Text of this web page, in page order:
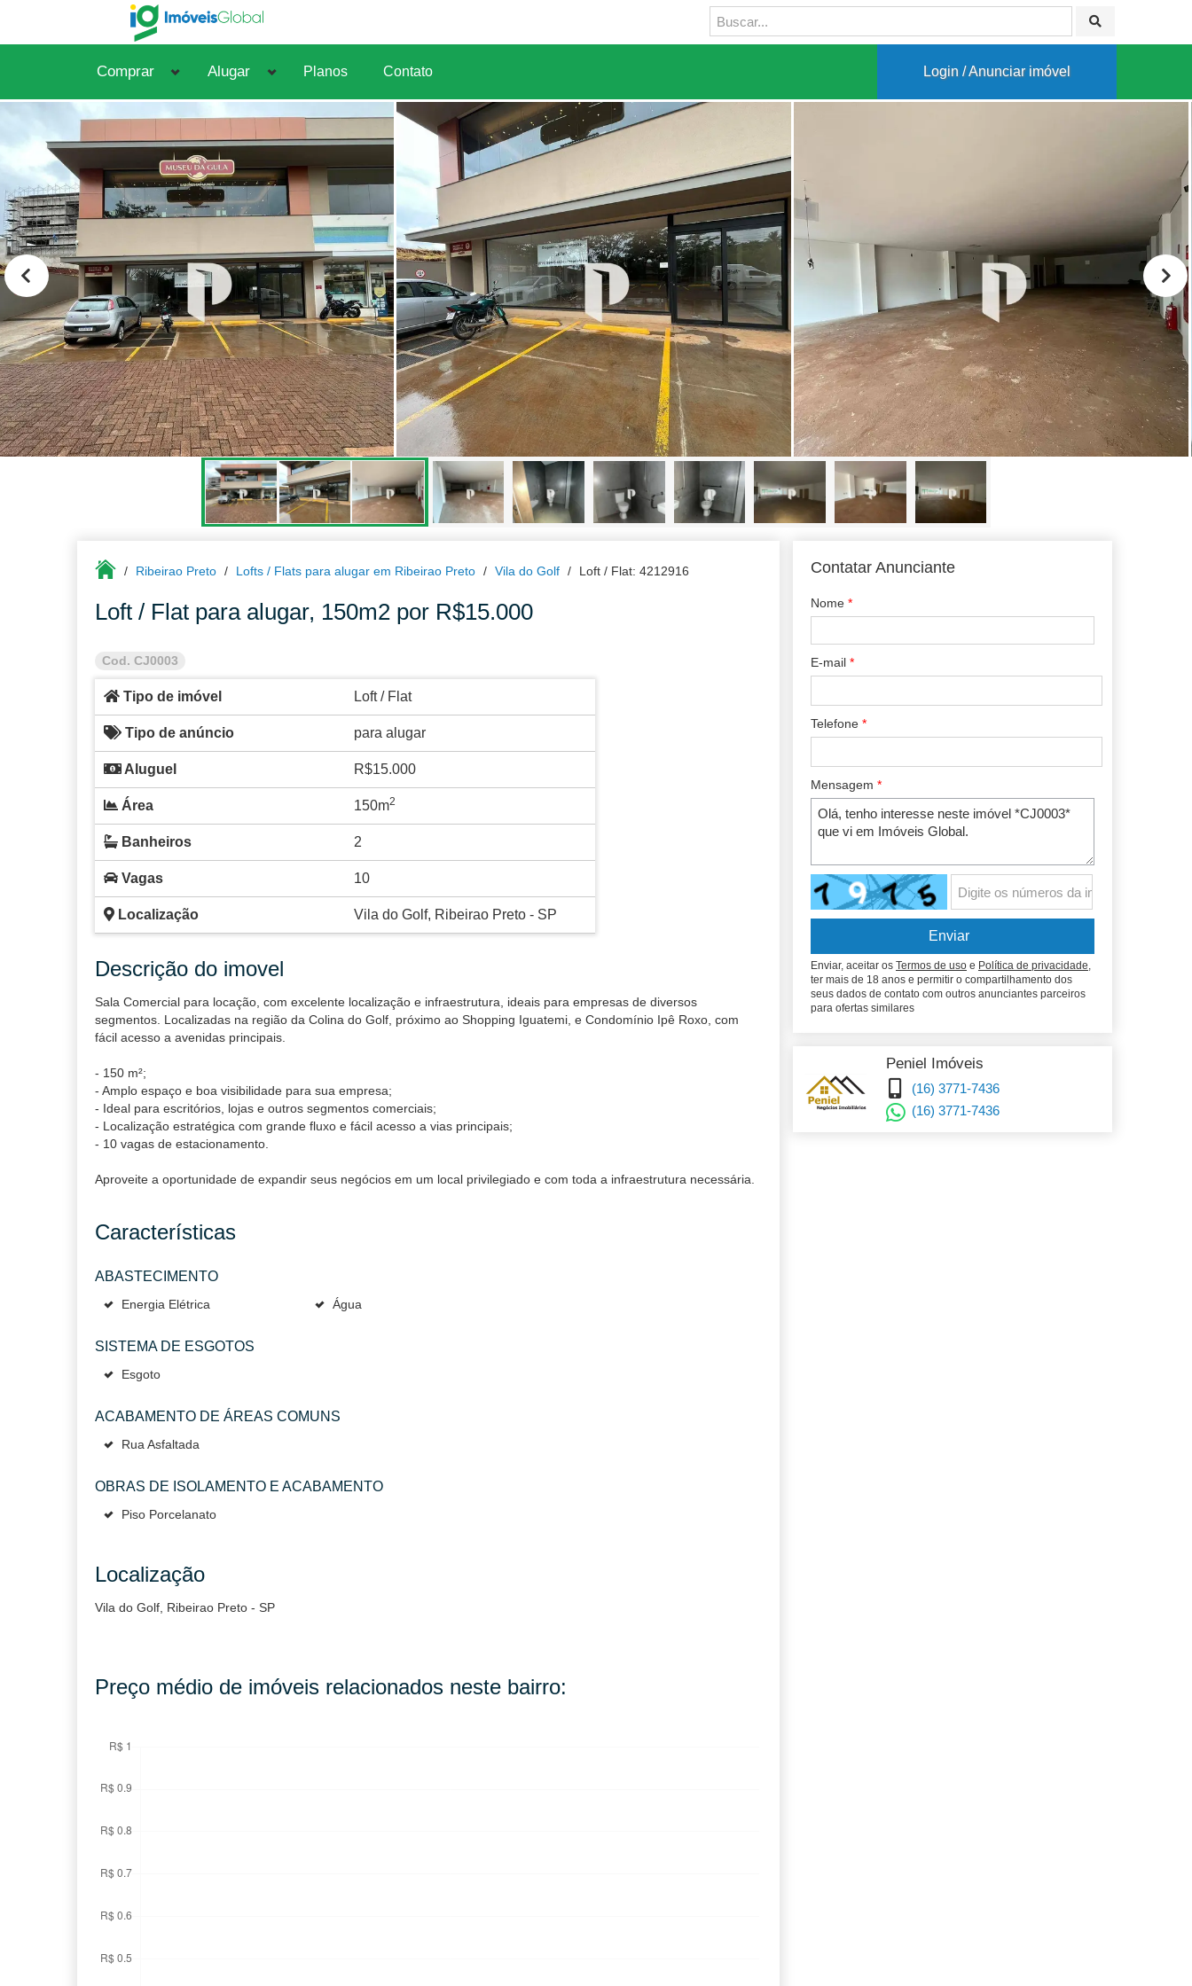
Comprar Alugar Planos Contato Login / Anunciar imóvel
Ribeirao Preto Lofts / Flats para alugar em Ribeirao Preto Vila do Golf Loft / Flat: 4212916
Loft / Flat para alugar, 150m2 por R$15.000
Cod. CJ0003
Tipo de imóvel Loft / Flat
Tipo de anúncio para alugar
Aluguel R$15.000
Área 150m2
Banheiros 2
Vagas 10
Localização Vila do Golf, Ribeirao Preto - SP
Descrição do imovel
Sala Comercial para locação, com excelente localização e infraestrutura, ideais para empresas de diversos
segmentos. Localizadas na região da Colina do Golf, próximo ao Shopping Iguatemi, e Condomínio Ipê Roxo, com
fácil acesso a avenidas principais.
- 150 m²;
- Amplo espaço e boa visibilidade para sua empresa;
- Ideal para escritórios, lojas e outros segmentos comerciais;
- Localização estratégica com grande fluxo e fácil acesso a vias principais;
- 10 vagas de estacionamento.
Aproveite a oportunidade de expandir seus negócios em um local privilegiado e com toda a infraestrutura necessária.
Características
ABASTECIMENTO
Energia Elétrica Água
SISTEMA DE ESGOTOS
Esgoto
ACABAMENTO DE ÁREAS COMUNS
Rua Asfaltada
OBRAS DE ISOLAMENTO E ACABAMENTO
Piso Porcelanato
Localização
Vila do Golf, Ribeirao Preto - SP
Preço médio de imóveis relacionados neste bairro:
Contatar Anunciante
Nome *
E-mail *
Telefone *
Mensagem *
Enviar, aceitar os Termos de uso e Política de privacidade,
ter mais de 18 anos e permitir o compartilhamento dos
seus dados de contato com outros anunciantes parceiros
para ofertas similares
Peniel Imóveis
(16) 3771-7436
(16) 3771-7436